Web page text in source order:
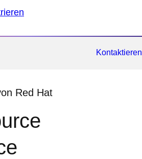
Kontaktieren
Red Hat